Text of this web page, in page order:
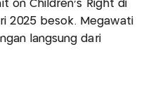
on Children's Right di
2025 besok. Megawati
langsung dari